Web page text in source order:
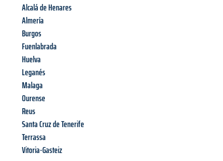
Alcalá de Henares
Almería
Burgos
Fuenlabrada
Huelva
Leganés
Malaga
Ourense
Reus
Santa Cruz de Tenerife
Terrassa
Vitoria-Gasteiz